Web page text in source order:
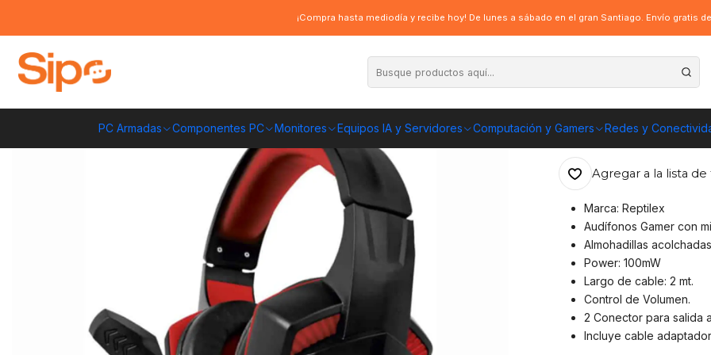
PC Armadas Componentes PC Monitores Equipos IA y Servidores Computación y Gamers Redes y
¡Compra hasta mediodía y recibe hoy! De lunes a sábado en el gran Santiago. Envío gratis
Audífono Gamer Reptilex RX0002, 2plug + adaptador – PS4/Xbox/Móvil/Tablet
Audífono
adaptador –
ENVÍO GRATIS A
Agregar a la lista de
Marca: Reptilex
Audífonos Gamer con
Almohadillas acolchadas
Power: 100mW
Largo de cable: 2 mt.
Control de Volumen.
2 Conector para salida
Incluye cable